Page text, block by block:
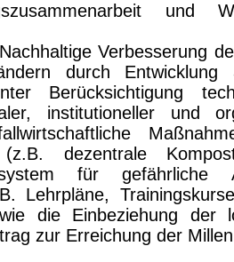
und
Verbesserung
durch Entwicklung
Berücksichtigung
institutioneller und
(z.B. dezentrale
für gefährliche
Lehrpläne,
die Einbeziehung der
zur Erreichung der